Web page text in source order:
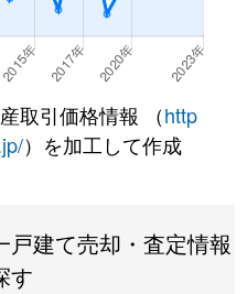
取引価格情報 （http
）を加工して作成
建て売却・査定情報
す